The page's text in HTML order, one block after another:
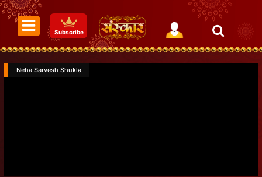
Subscribe
Neha Sarvesh Shukla